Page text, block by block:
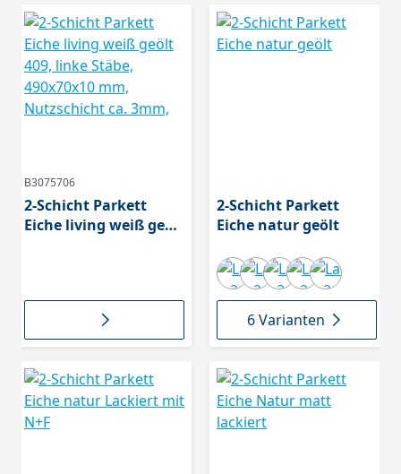
B3075706
2-Schicht Parkett
Eiche living weiß geölt
2-Schicht Parkett
Eiche natur geölt
6 Varianten